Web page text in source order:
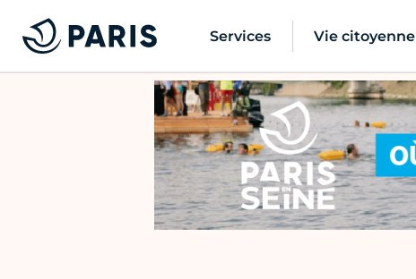
Services Vie citoyenne